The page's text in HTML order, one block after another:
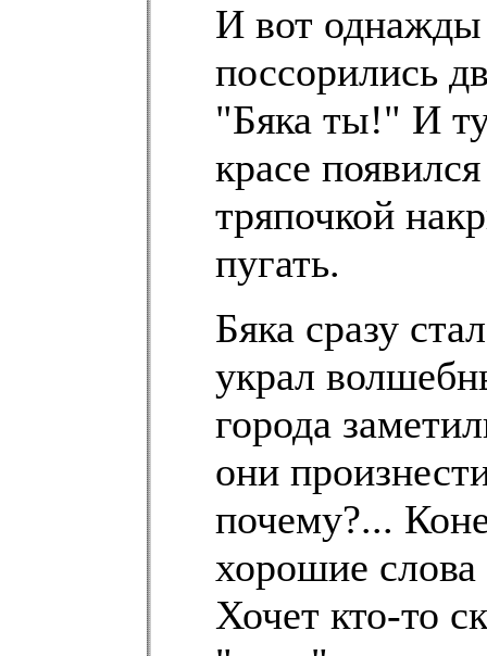
И вот
поссорились
"Бяка ты!" И
красе
тряпочкой
пугать.
Бяка сразу
украл
города
они
почему?...
хорошие
Хочет кто-то